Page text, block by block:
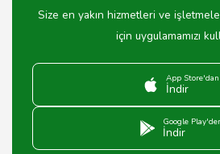
Size en yakın hizmetleri ve
için uygulamamızı
App Store'dan
İndir
Google
İndir